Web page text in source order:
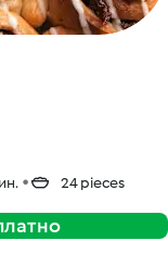
24 pieces